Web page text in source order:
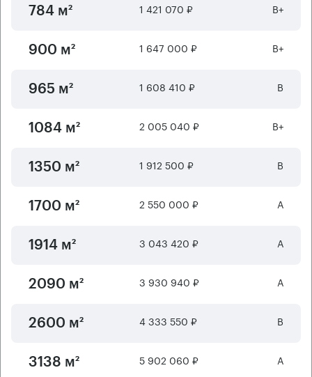
784 м² 1 421 070 ₽ B+
900 м² 1 647 000 ₽ B+
965 м² 1 608 410 ₽ B
1084 м² 2 005 040 ₽ B+
1350 м² 1 912 500 ₽ B
1700 м² 2 550 000 ₽ А
1914 м² 3 043 420 ₽ А
2090 м² 3 930 940 ₽ А
2600 м² 4 333 550 ₽ B
3138 м² 5 902 060 ₽ А